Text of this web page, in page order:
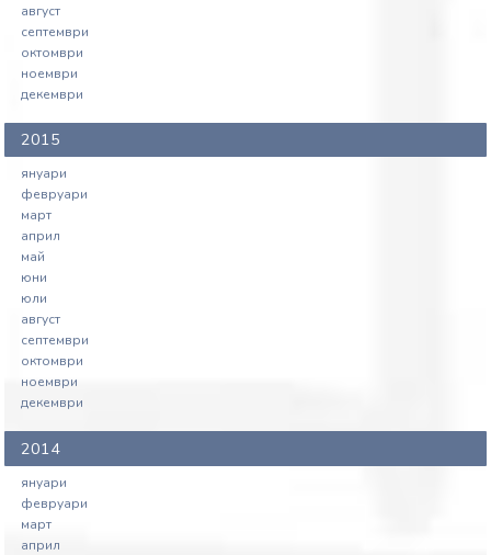
август
септември
октомври
ноември
декември
2015
януари
февруари
март
април
май
юни
юли
август
септември
октомври
ноември
декември
2014
януари
февруари
март
април